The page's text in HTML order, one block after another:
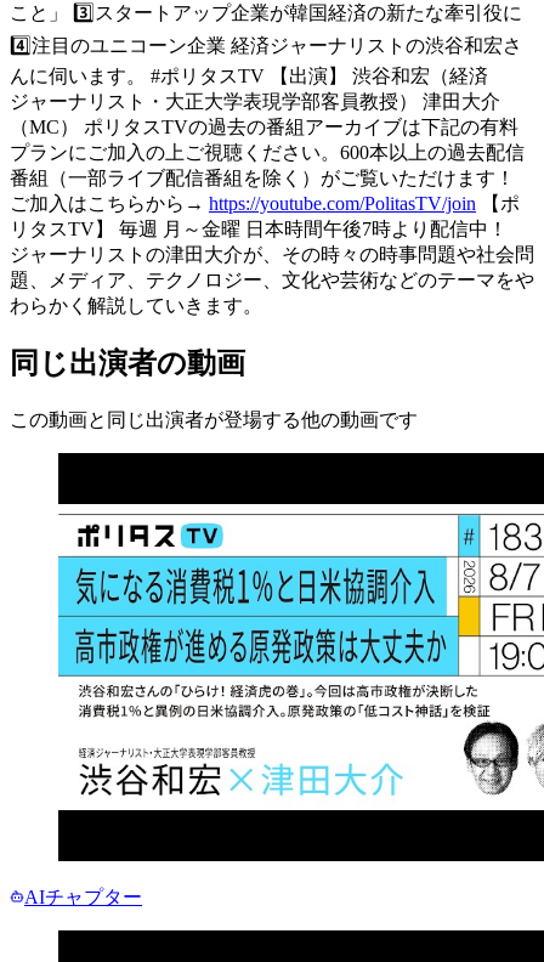
こと」 3️⃣スタートアップ企業が韓国経済の新たな牽引役に
4️⃣注目のユニコーン企業 経済ジャーナリストの渋谷和宏さ
んに伺います。 #ポリタスTV 【出演】 渋谷和宏（経済
ジャーナリスト・大正大学表現学部客員教授） 津田大介
（MC） ポリタスTVの過去の番組アーカイブは下記の有料
プランにご加入の上ご視聴ください。600本以上の過去配信
番組（一部ライブ配信番組を除く）がご覧いただけます！
ご加入はこちらから→ https://youtube.com/PolitasTV/join 【ポ
リタスTV】 毎週 月～金曜 日本時間午後7時より配信中！
ジャーナリストの津田大介が、その時々の時事問題や社会問
題、メディア、テクノロジー、文化や芸術などのテーマをや
わらかく解説していきます。
同じ出演者の動画
この動画と同じ出演者が登場する他の動画です
AIチャプター